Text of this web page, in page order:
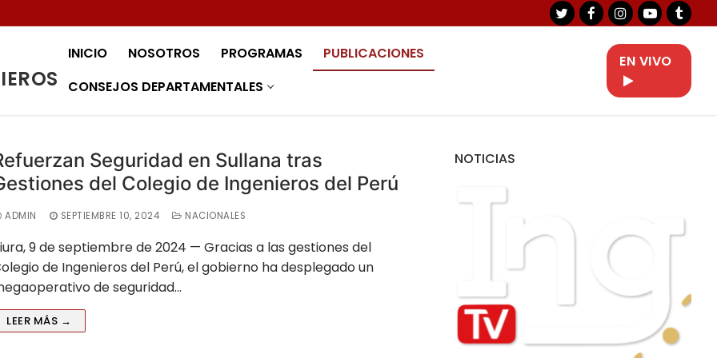
INICIO NOSOTROS PROGRAMAS
PUBLICACIONES
CONSEJOS DEPARTAMENTALES
EN VIVO
Seguridad en Sullana tras
del Colegio de Ingenieros del Perú
ADMIN SEPTIEMBRE 10, 2024 NACIONALES
9 de septiembre de 2024 — Gracias a las gestiones del
de Ingenieros del Perú, el gobierno ha desplegado un
de seguridad…
LEER MÁS →
NOTICIAS